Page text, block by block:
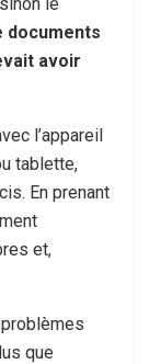
documents
avoir
l’appareil
tablette,
En prenant
et,
que